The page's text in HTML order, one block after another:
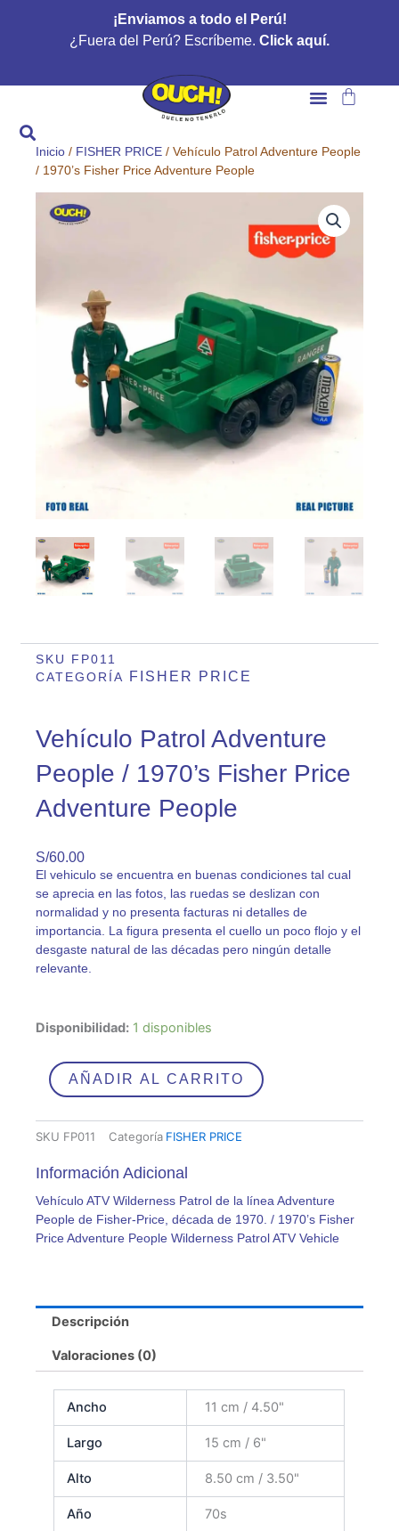
¡Enviamos a todo el Perú!
¿Fuera del Perú? Escríbeme. Click aquí.
Carrito
Inicio / FISHER PRICE / Vehículo Patrol Adventure People
/ 1970’s Fisher Price Adventure People
SKU FP011
CATEGORÍA
FISHER PRICE
Vehículo Patrol Adventure
People / 1970’s Fisher Price
Adventure People
S/60.00
El vehiculo se encuentra en buenas condiciones tal cual
se aprecia en las fotos, las ruedas se deslizan con
normalidad y no presenta facturas ni detalles de
importancia. La figura presenta el cuello un poco flojo y el
desgaste natural de las décadas pero ningún detalle
relevante.
Disponibilidad: 1 disponibles
Vehículo
Adventure
People
Fisher
Adventure
cantidad
AÑADIR AL CARRITO
SKU FP011 Categoría FISHER PRICE
Información Adicional
Vehículo ATV Wilderness Patrol de la línea Adventure
People de Fisher-Price, década de 1970. / 1970’s Fisher
Price Adventure People Wilderness Patrol ATV Vehicle
Descripción
Valoraciones (0)
Ancho 11 cm / 4.50"
Largo 15 cm / 6"
Alto 8.50 cm / 3.50"
Año 70s